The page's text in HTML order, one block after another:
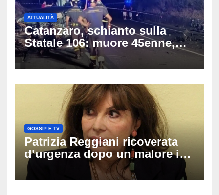
ATTUALITÀ
Catanzaro, schianto sulla
Statale 106: muore 45enne,
coinvolti un’auto, un suv e
una moto
GOSSIP E TV
Patrizia Reggiani ricoverata
d’urgenza dopo un malore in
vacanza: come sta oggi l’ex
Lady Gucci